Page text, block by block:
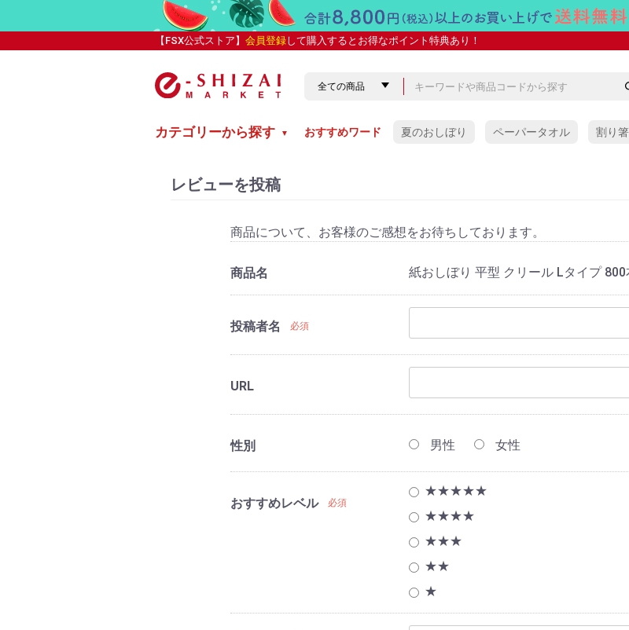
【FSX公式ストア】 会員登録して購入するとお得なポイント特典あり！
カテゴリーから探す ▼ おすすめワード 夏のおしぼり ペーパータオル 割り箸
レビューを投稿
商品について、お客様のご感想をお待ちしております。
商品名 紙おしぼり 平型 クリール Lタイプ
投稿者名 必須
URL
性別 男性 女性
おすすめレベル 必須
★★★★★
★★★★
★★★
★★
★